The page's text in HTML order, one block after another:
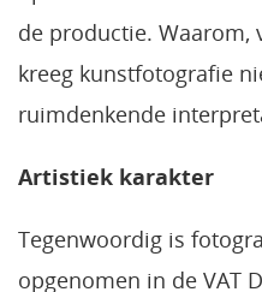
de productie. Waarom,
kreeg kunstfotografie
ruimdenkende
Artistiek karakter
Tegenwoordig is
opgenomen in de VAT